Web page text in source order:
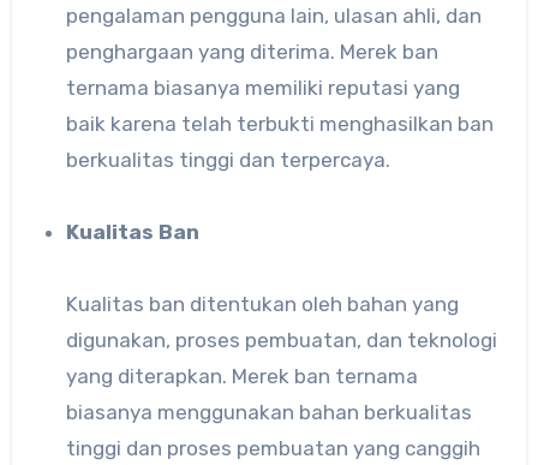
pengalaman pengguna lain, ulasan ahli, dan
penghargaan yang diterima. Merek ban
ternama biasanya memiliki reputasi yang
baik karena telah terbukti menghasilkan ban
berkualitas tinggi dan terpercaya.
Kualitas Ban
Kualitas ban ditentukan oleh bahan yang
digunakan, proses pembuatan, dan teknologi
yang diterapkan. Merek ban ternama
biasanya menggunakan bahan berkualitas
tinggi dan proses pembuatan yang canggih